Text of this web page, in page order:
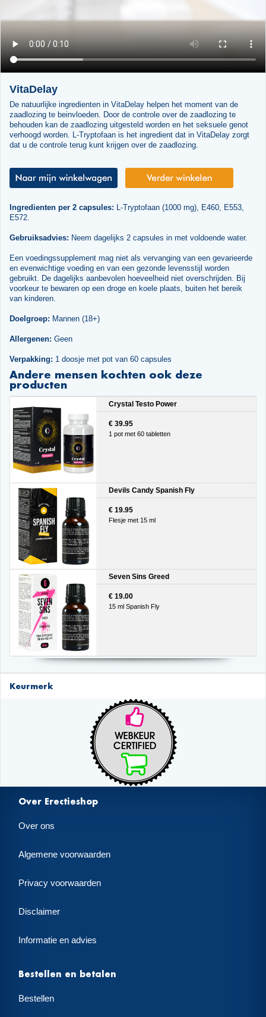
VitaDelay
De natuurlijke ingredienten in VitaDelay helpen het moment van de
zaadlozing te beinvloeden. Door de controle over de zaadlozing te
behouden kan de zaadlozing uitgesteld worden en het seksuele genot
verhoogd worden. L-Tryptofaan is het ingredient dat in VitaDelay zorgt
dat u de controle terug kunt krijgen over de zaadlozing.
Ingredienten per 2 capsules: L-Tryptofaan (1000 mg), E460, E553,
E572.
Gebruiksadvies: Neem dagelijks 2 capsules in met voldoende water.
Een voedingssupplement mag niet als vervanging van een gevarieerde
en evenwichtige voeding en van een gezonde levensstijl worden
gebruikt. De dagelijks aanbevolen hoeveelheid niet overschrijden. Bij
voorkeur te bewaren op een droge en koele plaats, buiten het bereik
van kinderen.
Doelgroep: Mannen (18+)
Allergenen: Geen
Verpakking: 1 doosje met pot van 60 capsules
Andere mensen kochten ook deze
producten
Crystal Testo Power
€ 39.95
1 pot met 60 tabletten
Devils Candy Spanish Fly
€ 19.95
Flesje met 15 ml
Seven Sins Greed
€ 19.00
15 ml Spanish Fly
Keurmerk
Over Erectieshop
Over ons
Algemene voorwaarden
Privacy voorwaarden
Disclaimer
Informatie en advies
Bestellen en betalen
Bestellen